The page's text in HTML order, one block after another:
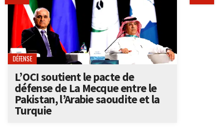
DÉFENSE
L’OCI soutient le pacte de
défense de La Mecque entre le
Pakistan, l’Arabie saoudite et la
Turquie